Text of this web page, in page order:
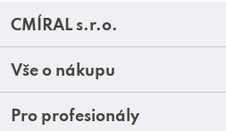
Z
á
p
CMÍRAL s.r.o.
Prodejny
O nás
Blog
Vše o nákupu
Doprava a platba
Pro profesionály